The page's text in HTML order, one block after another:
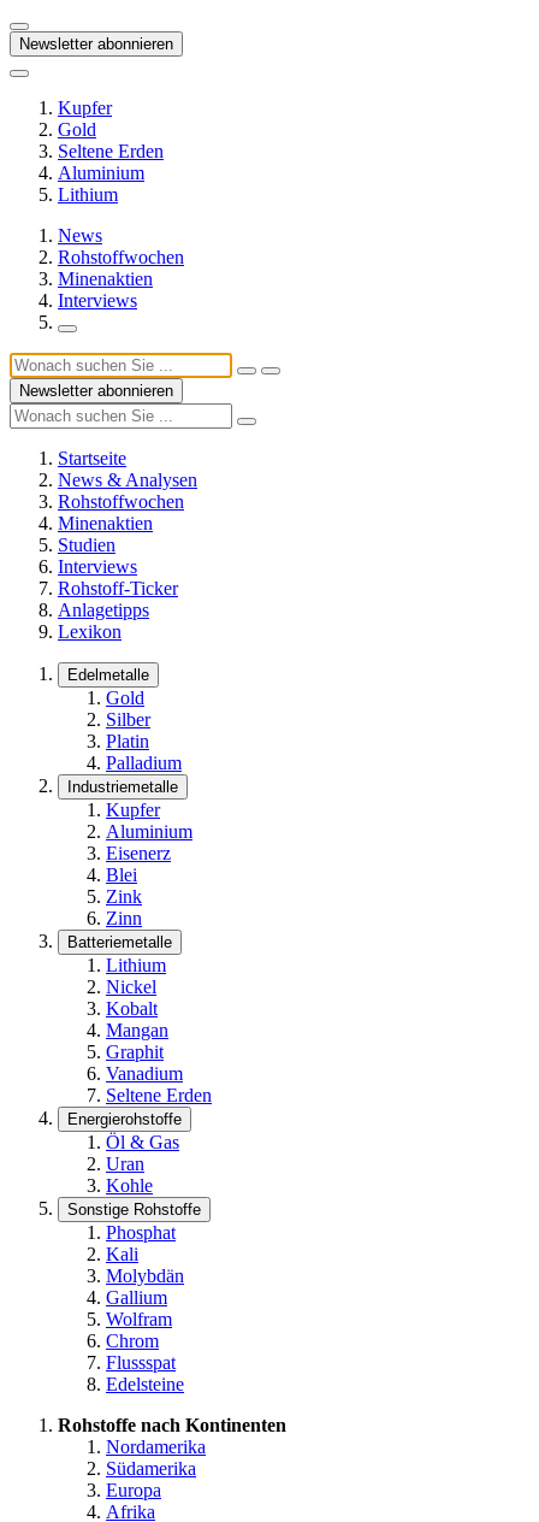
Newsletter abonnieren
Kupfer
Gold
Seltene Erden
Aluminium
Lithium
News
Rohstoffwochen
Minenaktien
Interviews
Newsletter abonnieren
Startseite
News & Analysen
Rohstoffwochen
Minenaktien
Studien
Interviews
Rohstoff-Ticker
Anlagetipps
Lexikon
Edelmetalle
Gold
Silber
Platin
Palladium
Industriemetalle
Kupfer
Aluminium
Eisenerz
Blei
Zink
Zinn
Batteriemetalle
Lithium
Nickel
Kobalt
Mangan
Graphit
Vanadium
Seltene Erden
Energierohstoffe
Öl & Gas
Uran
Kohle
Sonstige Rohstoffe
Phosphat
Kali
Molybdän
Gallium
Wolfram
Chrom
Flussspat
Edelsteine
Rohstoffe nach Kontinenten
Nordamerika
Südamerika
Europa
Afrika